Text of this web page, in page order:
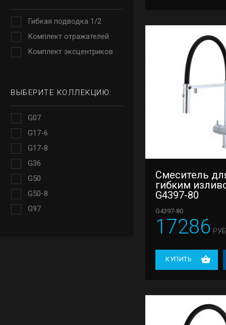
Гибкая подводка 1/2
Комплект отражателей
Комплект эксцентриков
ВЫБЕРИТЕ КОЛЛЕКЦИЮ:
G07
G17-6
G17-8
G36
G50
G50-8
G97
Смеситель
гибким
G4397-80
G4397-80
17286
КУПИТЬ